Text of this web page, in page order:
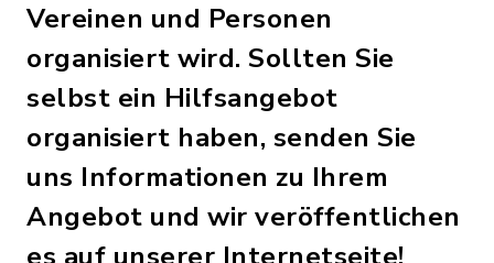
Vereinen und Personen
organisiert wird. Sollten Sie
selbst ein Hilfsangebot
organisiert haben, senden Sie
uns Informationen zu Ihrem
Angebot und wir veröffentlichen